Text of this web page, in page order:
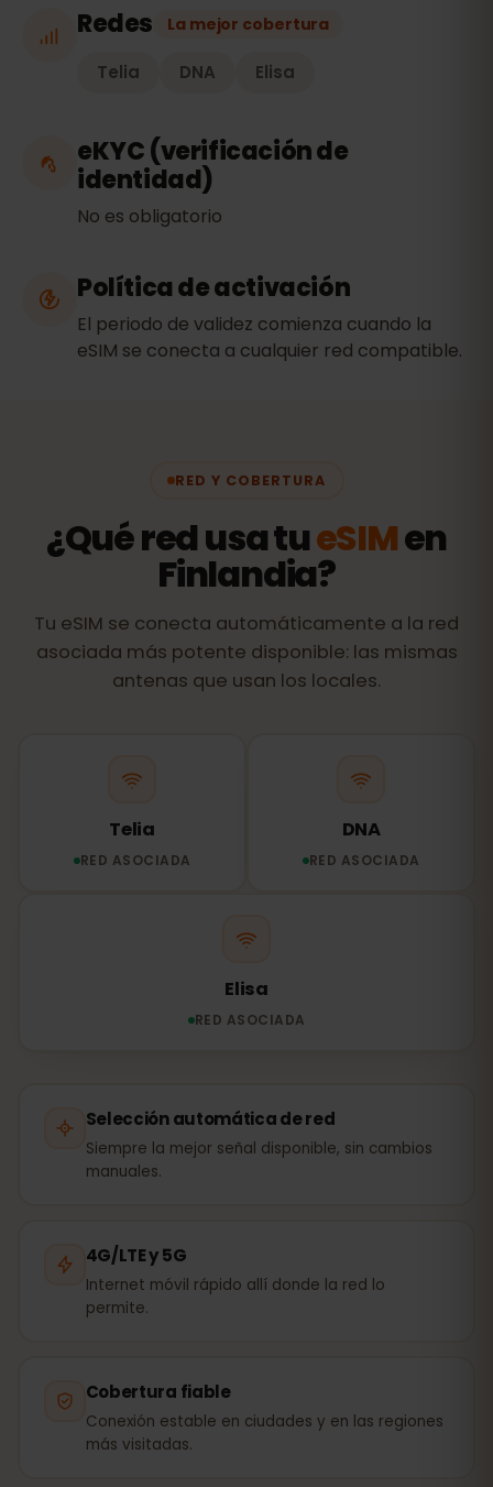
Redes La mejor cobertura
Telia DNA Elisa
eKYC (verificación de
identidad)
No es obligatorio
Política de activación
El periodo de validez comienza cuando la
eSIM se conecta a cualquier red compatible.
RED Y COBERTURA
¿Qué red usa tueSIMen
Finlandia?
Tu eSIM se conecta automáticamente a la red
asociada más potente disponible: las mismas
antenas que usan los locales.
Telia
RED ASOCIADA
DNA
RED ASOCIADA
Elisa
RED ASOCIADA
Selección automática de red
Siempre la mejor señal disponible, sin cambios
manuales.
4G/LTE y 5G
Internet móvil rápido allí donde la red lo
permite.
Cobertura fiable
Conexión estable en ciudades y en las regiones
más visitadas.